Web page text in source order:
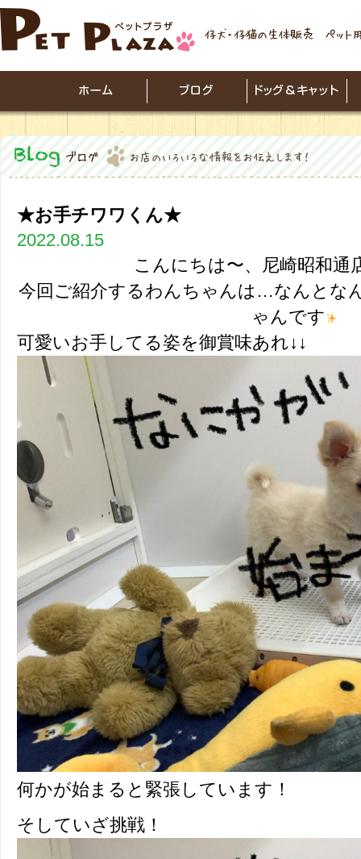
★お手チワワくん★
2022.08.15
こんにちは〜、尼崎昭和通
今回ご紹介するわんちゃんは…なんとな
ゃんです
可愛いお手してる姿を御賞味あれ↓↓
何かが始まると緊張しています！
そしていざ挑戦！